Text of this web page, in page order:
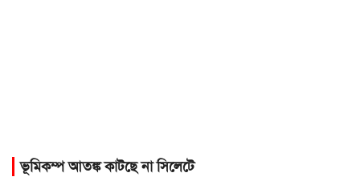
ভূমিকম্প আতঙ্ক কাটছে না সিলেটে